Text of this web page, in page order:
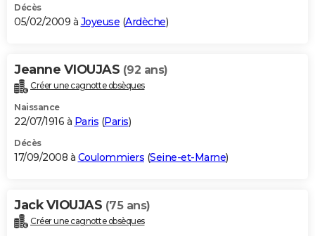
Décès
05/02/2009 à Joyeuse (Ardèche)
Jeanne VIOUJAS (92 ans)
Créer une cagnotte obsèques
Naissance
22/07/1916 à Paris (Paris)
Décès
17/09/2008 à Coulommiers (Seine-et-Marne)
Jack VIOUJAS (75 ans)
Créer une cagnotte obsèques